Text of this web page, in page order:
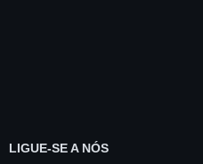
LIGUE-SE A NÓS